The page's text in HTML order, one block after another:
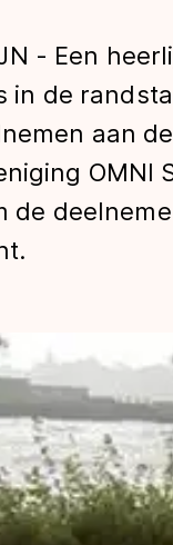
- Een
in de
aan
OMNI
de